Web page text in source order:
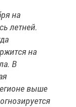
на
летней.
на
В
выше